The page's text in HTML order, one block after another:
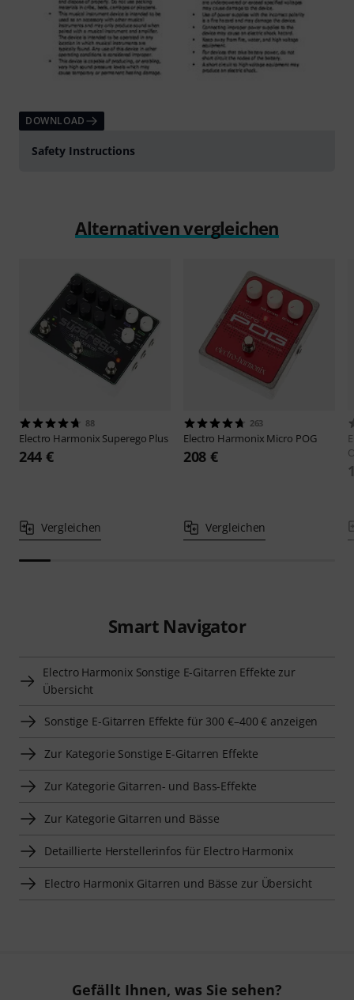
DOWNLOAD
Safety Instructions
Alternativen vergleichen
88
Electro Harmonix Superego Plus
244 €
Vergleichen
263
Electro Harmonix Micro POG
208 €
Vergleichen
Smart Navigator
Electro Harmonix Sonstige E-Gitarren Effekte zur
Übersicht
Sonstige E-Gitarren Effekte für 300 €–400 € anzeigen
Zur Kategorie Sonstige E-Gitarren Effekte
Zur Kategorie Gitarren- und Bass-Effekte
Zur Kategorie Gitarren und Bässe
Detaillierte Herstellerinfos für Electro Harmonix
Electro Harmonix Gitarren und Bässe zur Übersicht
Gefällt Ihnen, was Sie sehen?